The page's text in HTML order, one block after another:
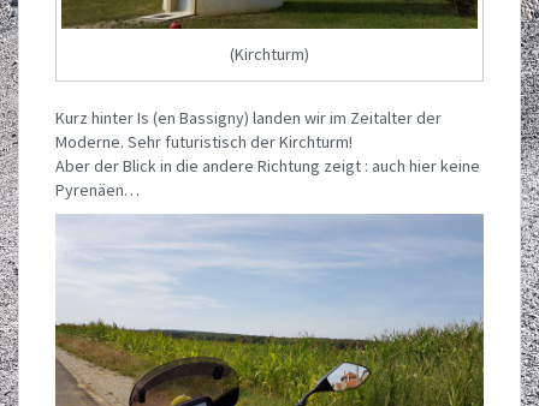
(Kirchturm)
Kurz hinter Is (en Bassigny) landen wir im Zeitalter der
Moderne. Sehr futuristisch der Kirchturm!
Aber der Blick in die andere Richtung zeigt : auch hier keine
Pyrenäen…